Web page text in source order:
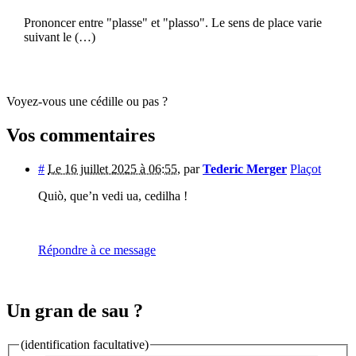
Prononcer entre "plasse" et "plasso". Le sens de place varie
suivant le (…)
Voyez-vous une cédille ou pas ?
Vos commentaires
# Le 16 juillet 2025 à 06:55, parTederic Merger Plaçot
Quiò, que’n vedi ua, cedilha !
Répondre à ce message
Un gran de sau ?
(identification facultative)